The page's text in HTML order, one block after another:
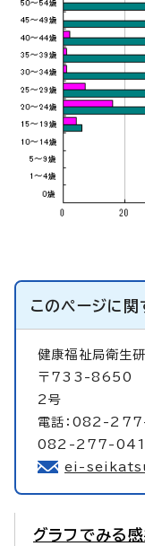
このページに関
健康福祉局衛生
〒733-8650 広
2号
電話：082-277-
082-277-
ei-
グラフでみる感